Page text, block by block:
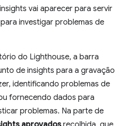
vai aparecer para servir
investigar problemas de
do Lighthouse, a barra
de insights para a gravação
identificando problemas de
fornecendo dados para
problemas. Na parte de